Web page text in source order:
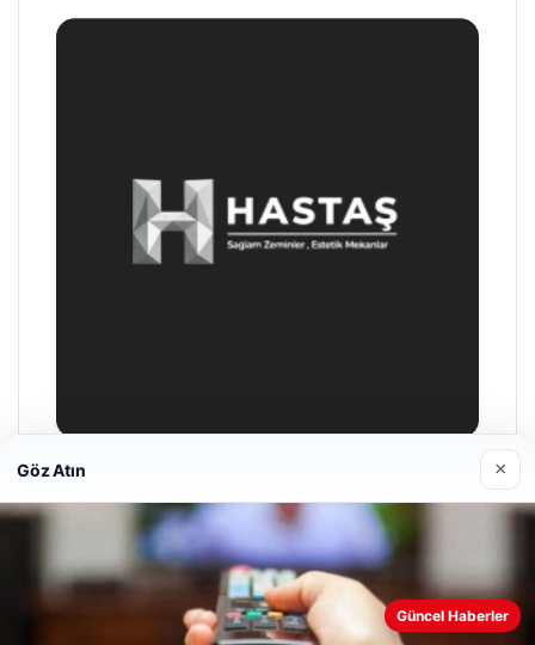
29/04/2026
Web sitemizi nasıl kullandığınızı daha iyi anlayabilmek,
deneyiminizi kişiselleştirmek ve geliştirmek amacıyla çerezler
Göz Atın ×
Güncel Haberler